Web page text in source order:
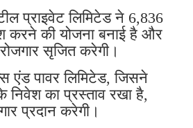
प्राइवेट लिमिटेड ने 6,836
करने की योजना बनाई है और
सृजित करेगी।
एंड पावर लिमिटेड, जिसने
का प्रस्ताव रखा है,
प्रदान करेगी।